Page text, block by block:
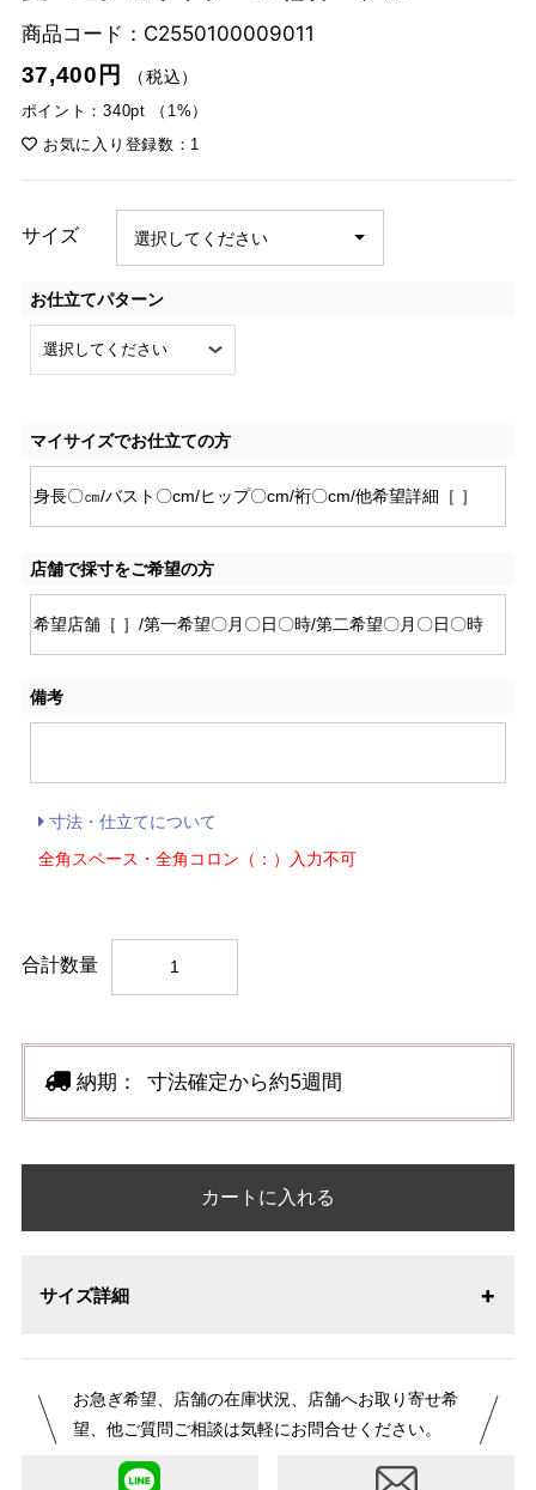
商品コード： C2550100009011
37,400円
（税込）
ポイント：340pt （1%）
お気に入り登録数：1
サイズ
お仕立てパターン
マイサイズでお仕立ての方
店舗で採寸をご希望の方
備考
寸法・仕立てについて
全角スペース・全角コロン（：）入力不可
合計数量
納期： 寸法確定から約5週間
カートに入れる
サイズ詳細
が変更になりました。パターンオーダーは、お客様のお声か
らよりお召しになりやすい寸法に変更いたしました。変更点
について詳細をお知りになりたい方はお問い合わせくださ
お急ぎ希望、店舗の在庫状況、店舗へお取り寄せ希
望、他ご質問ご相談は気軽にお問合せください。